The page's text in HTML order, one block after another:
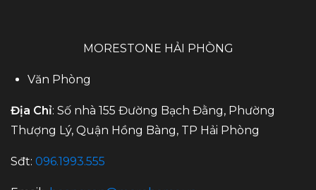
MORESTONE HẢI PHÒNG
Văn Phòng
Địa Chỉ: Số nhà 155 Đường Bạch Đằng, Phường
Thượng Lý, Quận Hồng Bàng, TP Hải Phòng
Sđt: 096.1993.555